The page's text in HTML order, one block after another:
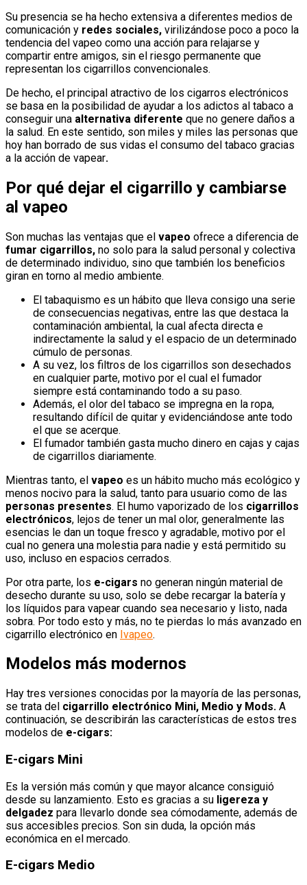
Su presencia se ha hecho extensiva a diferentes medios de
comunicación y redes sociales, virilizándose poco a poco la
tendencia del vapeo como una acción para relajarse y
compartir entre amigos, sin el riesgo permanente que
representan los cigarrillos convencionales.
De hecho, el principal atractivo de los cigarros electrónicos
se basa en la posibilidad de ayudar a los adictos al tabaco a
conseguir una alternativa diferente que no genere daños a
la salud. En este sentido, son miles y miles las personas que
hoy han borrado de sus vidas el consumo del tabaco gracias
a la acción de vapear.
Por qué dejar el cigarrillo y cambiarse
al vapeo
Son muchas las ventajas que el vapeo ofrece a diferencia de
fumar cigarrillos, no solo para la salud personal y colectiva
de determinado individuo, sino que también los beneficios
giran en torno al medio ambiente.
El tabaquismo es un hábito que lleva consigo una serie
de consecuencias negativas, entre las que destaca la
contaminación ambiental, la cual afecta directa e
indirectamente la salud y el espacio de un determinado
cúmulo de personas.
A su vez, los filtros de los cigarrillos son desechados
en cualquier parte, motivo por el cual el fumador
siempre está contaminando todo a su paso.
Además, el olor del tabaco se impregna en la ropa,
resultando difícil de quitar y evidenciándose ante todo
el que se acerque.
El fumador también gasta mucho dinero en cajas y cajas
de cigarrillos diariamente.
Mientras tanto, el vapeo es un hábito mucho más ecológico y
menos nocivo para la salud, tanto para usuario como de las
personas presentes. El humo vaporizado de los cigarrillos
electrónicos, lejos de tener un mal olor, generalmente las
esencias le dan un toque fresco y agradable, motivo por el
cual no genera una molestia para nadie y está permitido su
uso, incluso en espacios cerrados.
Por otra parte, los e-cigars no generan ningún material de
desecho durante su uso, solo se debe recargar la batería y
los líquidos para vapear cuando sea necesario y listo, nada
sobra. Por todo esto y más, no te pierdas lo más avanzado en
cigarrillo electrónico en Ivapeo.
Modelos más modernos
Hay tres versiones conocidas por la mayoría de las personas,
se trata del cigarrillo electrónico Mini, Medio y Mods. A
continuación, se describirán las características de estos tres
modelos de e-cigars:
E-cigars Mini
Es la versión más común y que mayor alcance consiguió
desde su lanzamiento. Esto es gracias a su ligereza y
delgadez para llevarlo donde sea cómodamente, además de
sus accesibles precios. Son sin duda, la opción más
económica en el mercado.
E-cigars Medio